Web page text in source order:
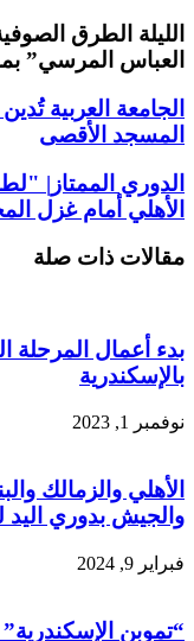
الليلة الطرق
العباس المرسي”
الجامعة العربية
المسجد الأقصى
الدوري الممتاز|
الأهلي أمام غزل
مقالات ذات صلة
بدء أعمال المرحلة
بالإسكندرية
نوفمبر 1, 2023
الأهلي والزمالك
والجيش بدوري اليد
فبراير 9, 2024
“تموبن